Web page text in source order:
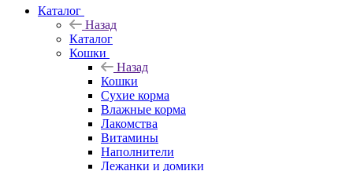
Каталог
Назад
Каталог
Кошки
Назад
Кошки
Сухие корма
Влажные корма
Лакомства
Витамины
Наполнители
Лежанки и домики